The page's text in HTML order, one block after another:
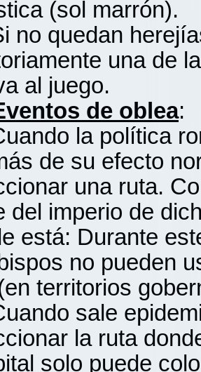
(sol marrón).
no quedan
una de
al juego.
de oblea:
la política
de su efecto
una ruta.
del imperio de
está: Durante
no pueden
territorios
sale
la ruta
solo puede